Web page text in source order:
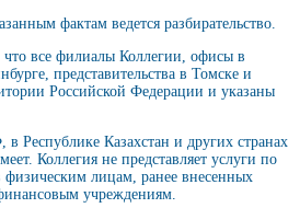
фактам ведется разбирательство.
все филиалы Коллегии, офисы в
представительства в Томске и
Российской Федерации и указаны
Республике Казахстан и других странах
Коллегия не представляет услуги по
физическим лицам, ранее внесенных
учреждениям.